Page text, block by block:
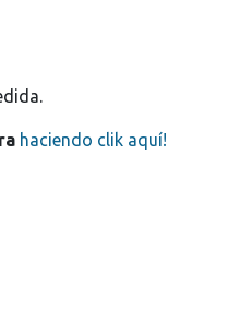
haciendo clik aquí!